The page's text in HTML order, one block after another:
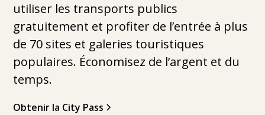
utiliser les transports publics
gratuitement et profiter de l’entrée à plus
de 70 sites et galeries touristiques
populaires. Économisez de l’argent et du
temps.
Obtenir la City Pass